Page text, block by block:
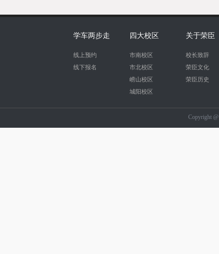
学车两步走
线上预约
线下报名
四大校区
市南校区
市北校区
崂山校区
城阳校区
关于荣臣
校长致辞
荣臣文化
荣臣历史
Copyright